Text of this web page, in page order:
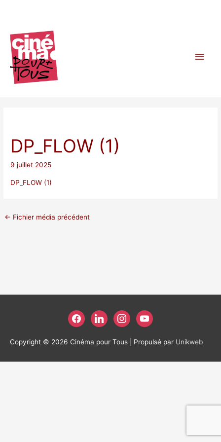
DP_FLOW (1)
9 juillet 2025
DP_FLOW (1)
← Fichier média précédent
facebooklinkedin instagramyoutube
Copyright © 2026 Cinéma pour Tous | Propulsé par Unikweb